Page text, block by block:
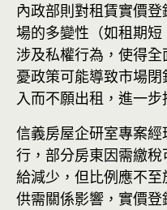
內政部則對租賃實價
場的多變性（如租期
涉及私權行為，使得
憂政策可能導致市場
入而不願出租，進一步
信義房屋企研室專案
行，部分房東因需繳
給減少，但比例應不
供需關係影響，實價